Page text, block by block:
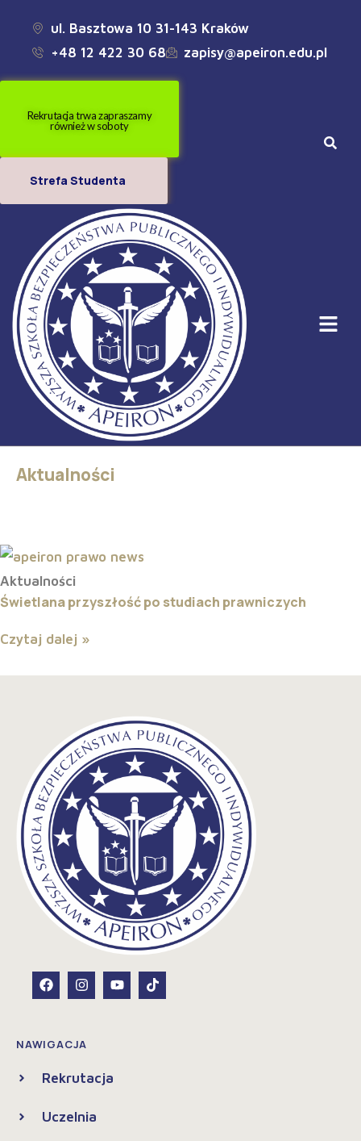
ul. Basztowa 10 31-143 Kraków
+48 12 422 30 68
zapisy@apeiron.edu.pl
Rekrutacja trwa zapraszamy
również w soboty
Strefa Studenta
Aktualności
Aktualności
Świetlana przyszłość po studiach prawniczych
Czytaj dalej »
NAWIGACJA
Rekrutacja
Uczelnia